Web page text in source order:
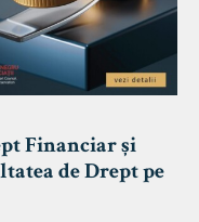
Financiar și
de Drept pe